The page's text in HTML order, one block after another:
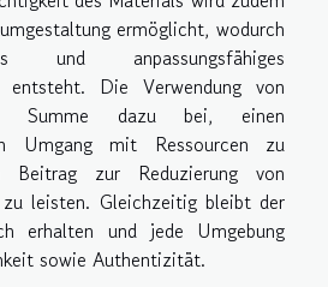
ermöglicht, wodurch
und anpassungsfähiges
entsteht. Die Verwendung von
dazu bei, einen
Umgang mit Ressourcen zu
zur Reduzierung von
leisten. Gleichzeitig bleibt der
erhalten und jede Umgebung
sowie Authentizität.